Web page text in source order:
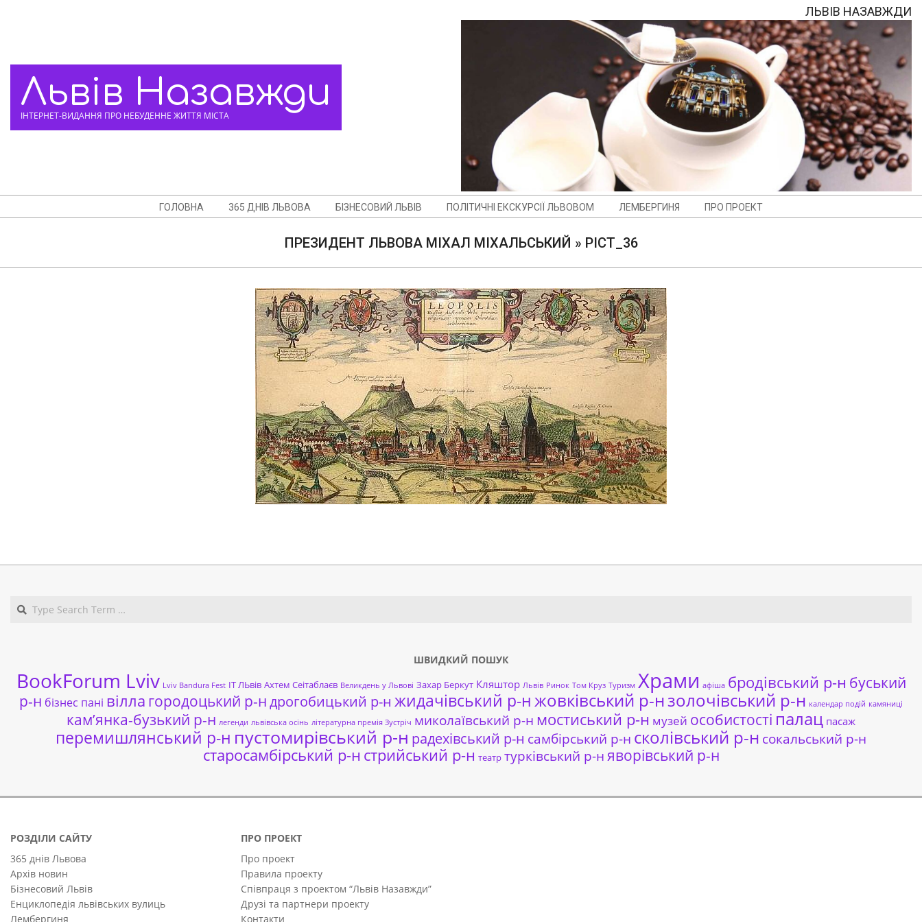
Львів Назавжди
ІНТЕРНЕТ-ВИДАННЯ ПРО НЕБУДЕННЕ ЖИТТЯ МІСТА
ЛЬВІВ НАЗАВЖДИ
Menu
ГОЛОВНА 365 ДНІВ ЛЬВОВА БІЗНЕСОВИЙ ЛЬВІВ ПОЛІТИЧНІ ЕКСКУРСІЇ ЛЬВОВОМ ЛЕМБЕРГИНЯ ПРО ПРОЕКТ
ПРЕЗИДЕНТ ЛЬВОВА МІХАЛ МІХАЛЬСЬКИЙ » PICT_36
02-
ШВИДКИЙ ПОШУК
BookForum Lviv Lviv Bandura Fest ІТ ЛЬвів Ахтем Сеітаблаєв Великдень у Львові Захар Беркут Кляштор Львів Ринок Том Круз Туризм Храми афіша бродівський р-н буський
р-н бізнес пані вілла городоцький р-ндрогобицький р-н жидачівський р-нжовківський р-нзолочівський р-н календар подій камяниці
кам’янка-бузький р-н легенди львівська осінь літературна премія Зустріч миколаївський р-н мостиський р-н музей особистості палац пасаж
перемишлянський р-н пустомирівський р-н радехівський р-н самбірський р-н сколівський р-н сокальський р-н
старосамбірський р-н стрийський р-н театр турківський р-н яворівський р-н
РОЗДІЛИ САЙТУ
365 днів Львова
Архів новин
Бізнесовий Львів
Енциклопедія львівських вулиць
Лембергиня
ПРО ПРОЕКТ
Про проект
Правила проекту
Співпраця з проектом “Львів Назавжди”
Друзі та партнери проекту
Контакти